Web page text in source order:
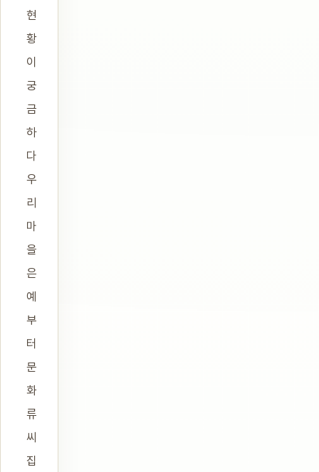
현
황
이
궁
금
하
다
우
리
마
을
은
예
부
터
문
화
류
씨
집